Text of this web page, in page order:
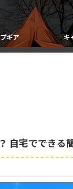
ギア キ
自宅でできる